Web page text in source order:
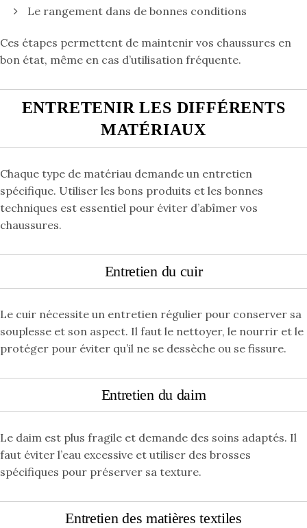
Le rangement dans de bonnes conditions
Ces étapes permettent de maintenir vos chaussures en
bon état, même en cas d’utilisation fréquente.
ENTRETENIR LES DIFFÉRENTS
MATÉRIAUX
Chaque type de matériau demande un entretien
spécifique. Utiliser les bons produits et les bonnes
techniques est essentiel pour éviter d’abîmer vos
chaussures.
Entretien du cuir
Le cuir nécessite un entretien régulier pour conserver sa
souplesse et son aspect. Il faut le nettoyer, le nourrir et le
protéger pour éviter qu’il ne se dessèche ou se fissure.
Entretien du daim
Le daim est plus fragile et demande des soins adaptés. Il
faut éviter l’eau excessive et utiliser des brosses
spécifiques pour préserver sa texture.
Entretien des matières textiles